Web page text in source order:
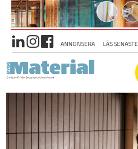
ANNONSERA LÄS SENASTE